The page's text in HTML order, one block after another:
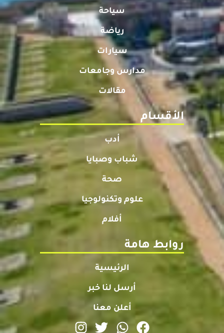
سياحة
رياضة
سيارات
مدارس وجامعات
مقالات
الأقسام
أدب
شباب وصبايا
صحة
علوم وتكنولوجيا
أفلام
روابط هامة
الرئيسية
أرسل لنا خبر
أعلن معنا